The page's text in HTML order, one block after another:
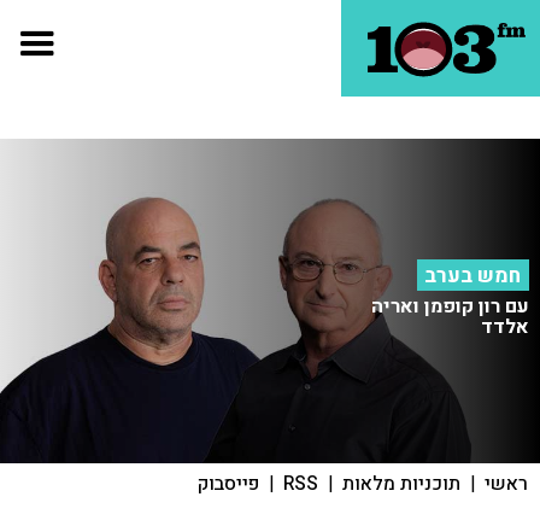
חמש בערב
עם רון קופמן ואריה
אלדד
ראשי | תוכניות מלאות |
RSS
| פייסבוק